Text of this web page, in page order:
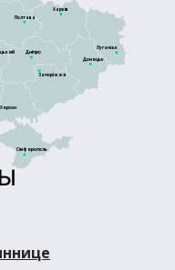
Сімферополь
Дніпро
Харків
Полтава
Запоріжжя
Херсон
Донецьк
Луганськ